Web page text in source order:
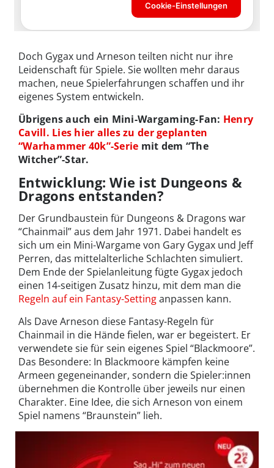
Doch Gygax und Arneson teilten nicht nur ihre
Leidenschaft für Spiele. Sie wollten mehr daraus
machen, neue Spielerfahrungen schaffen und ihr
eigenes System entwickeln.
Übrigens auch ein Mini-Wargaming-Fan: Henry
Cavill. Lies hier alles zu der geplanten
“Warhammer 40k”-Serie mit dem “The
Witcher”-Star.
Entwicklung: Wie ist Dungeons &
Dragons entstanden?
Der Grundbaustein für Dungeons & Dragons war
“Chainmail” aus dem Jahr 1971. Dabei handelt es
sich um ein Mini-Wargame von Gary Gygax und Jeff
Perren, das mittelalterliche Schlachten simuliert.
Dem Ende der Spielanleitung fügte Gygax jedoch
einen 14-seitigen Zusatz hinzu, mit dem man die
Regeln auf ein Fantasy-Settinganpassen kann.
Als Dave Arneson diese Fantasy-Regeln für
Chainmail in die Hände fielen, war er begeistert. Er
verwendete sie für sein eigenes Spiel “Blackmoore”.
Das Besondere: In Blackmoore kämpfen keine
Armeen gegeneinander, sondern die Spieler:innen
übernehmen die Kontrolle über jeweils nur einen
Charakter. Eine Idee, die sich Arneson von einem
Spiel namens “Braunstein” lieh.